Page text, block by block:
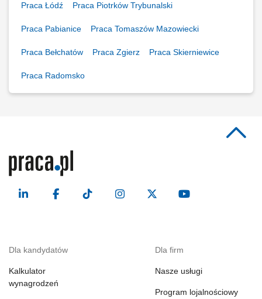
Praca Łódź Praca Piotrków Trybunalski
Praca Pabianice Praca Tomaszów Mazowiecki
Praca Bełchatów Praca Zgierz Praca Skierniewice
Praca Radomsko
Dla kandydatów
Kalkulator
wynagrodzeń
Dla firm
Nasze usługi
Program lojalnościowy